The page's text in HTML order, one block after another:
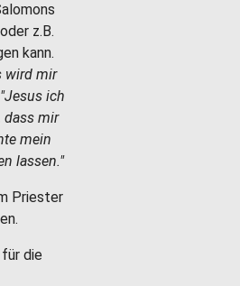
z.B.
kann.
wird mir
"Jesus ich
dass mir
mein
lassen."
Priester
die